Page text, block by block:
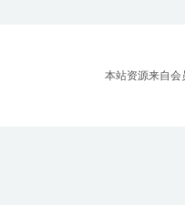
本站资源来自会